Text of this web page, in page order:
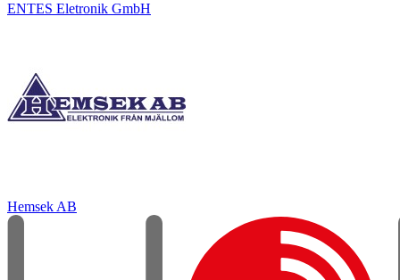
ENTES Eletronik GmbH
Hemsek AB